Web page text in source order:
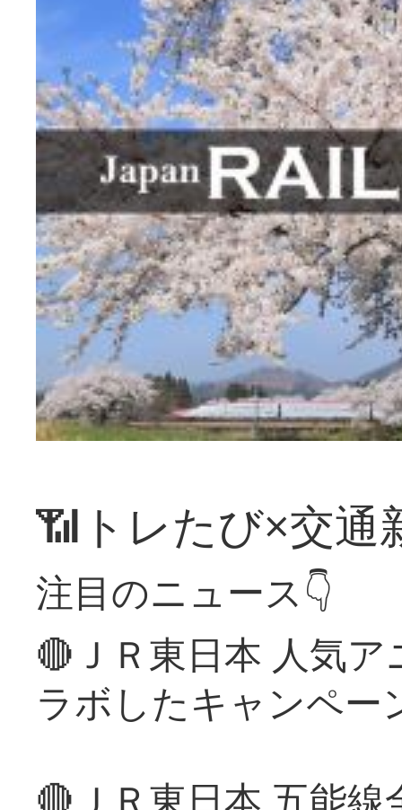
📶トレたび×交通
注目のニュース👇
🔴ＪＲ東日本 人気
ラボしたキャンペー
🔴ＪＲ東日本 五能